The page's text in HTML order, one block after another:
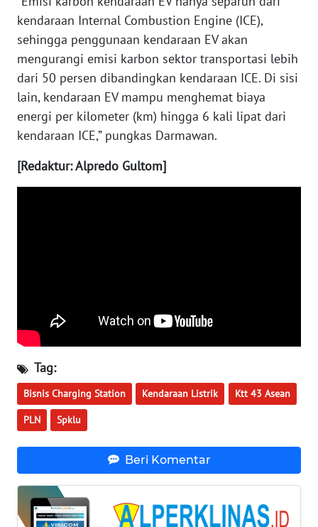
kendaraan Internal Combustion Engine (ICE),
sehingga penggunaan kendaraan EV akan
mengurangi emisi karbon sektor transportasi lebih
dari 50 persen dibandingkan kendaraan ICE. Di sisi
lain, kendaraan EV mampu menghemat biaya
energi per kilometer (km) hingga 6 kali lipat dari
kendaraan ICE,” pungkas Darmawan.
[Redaktur: Alpredo Gultom]
Tag:
Bisnis Charging Station Kendaraan Listrik Ktt 43 Asean
PLN Spklu
Beri Komentar
WN
KALTARA
WN
KALSEL
WN
KALTIM
WN
WN
MALUKU
WN
MALUT
WN
DANAU
TOBA